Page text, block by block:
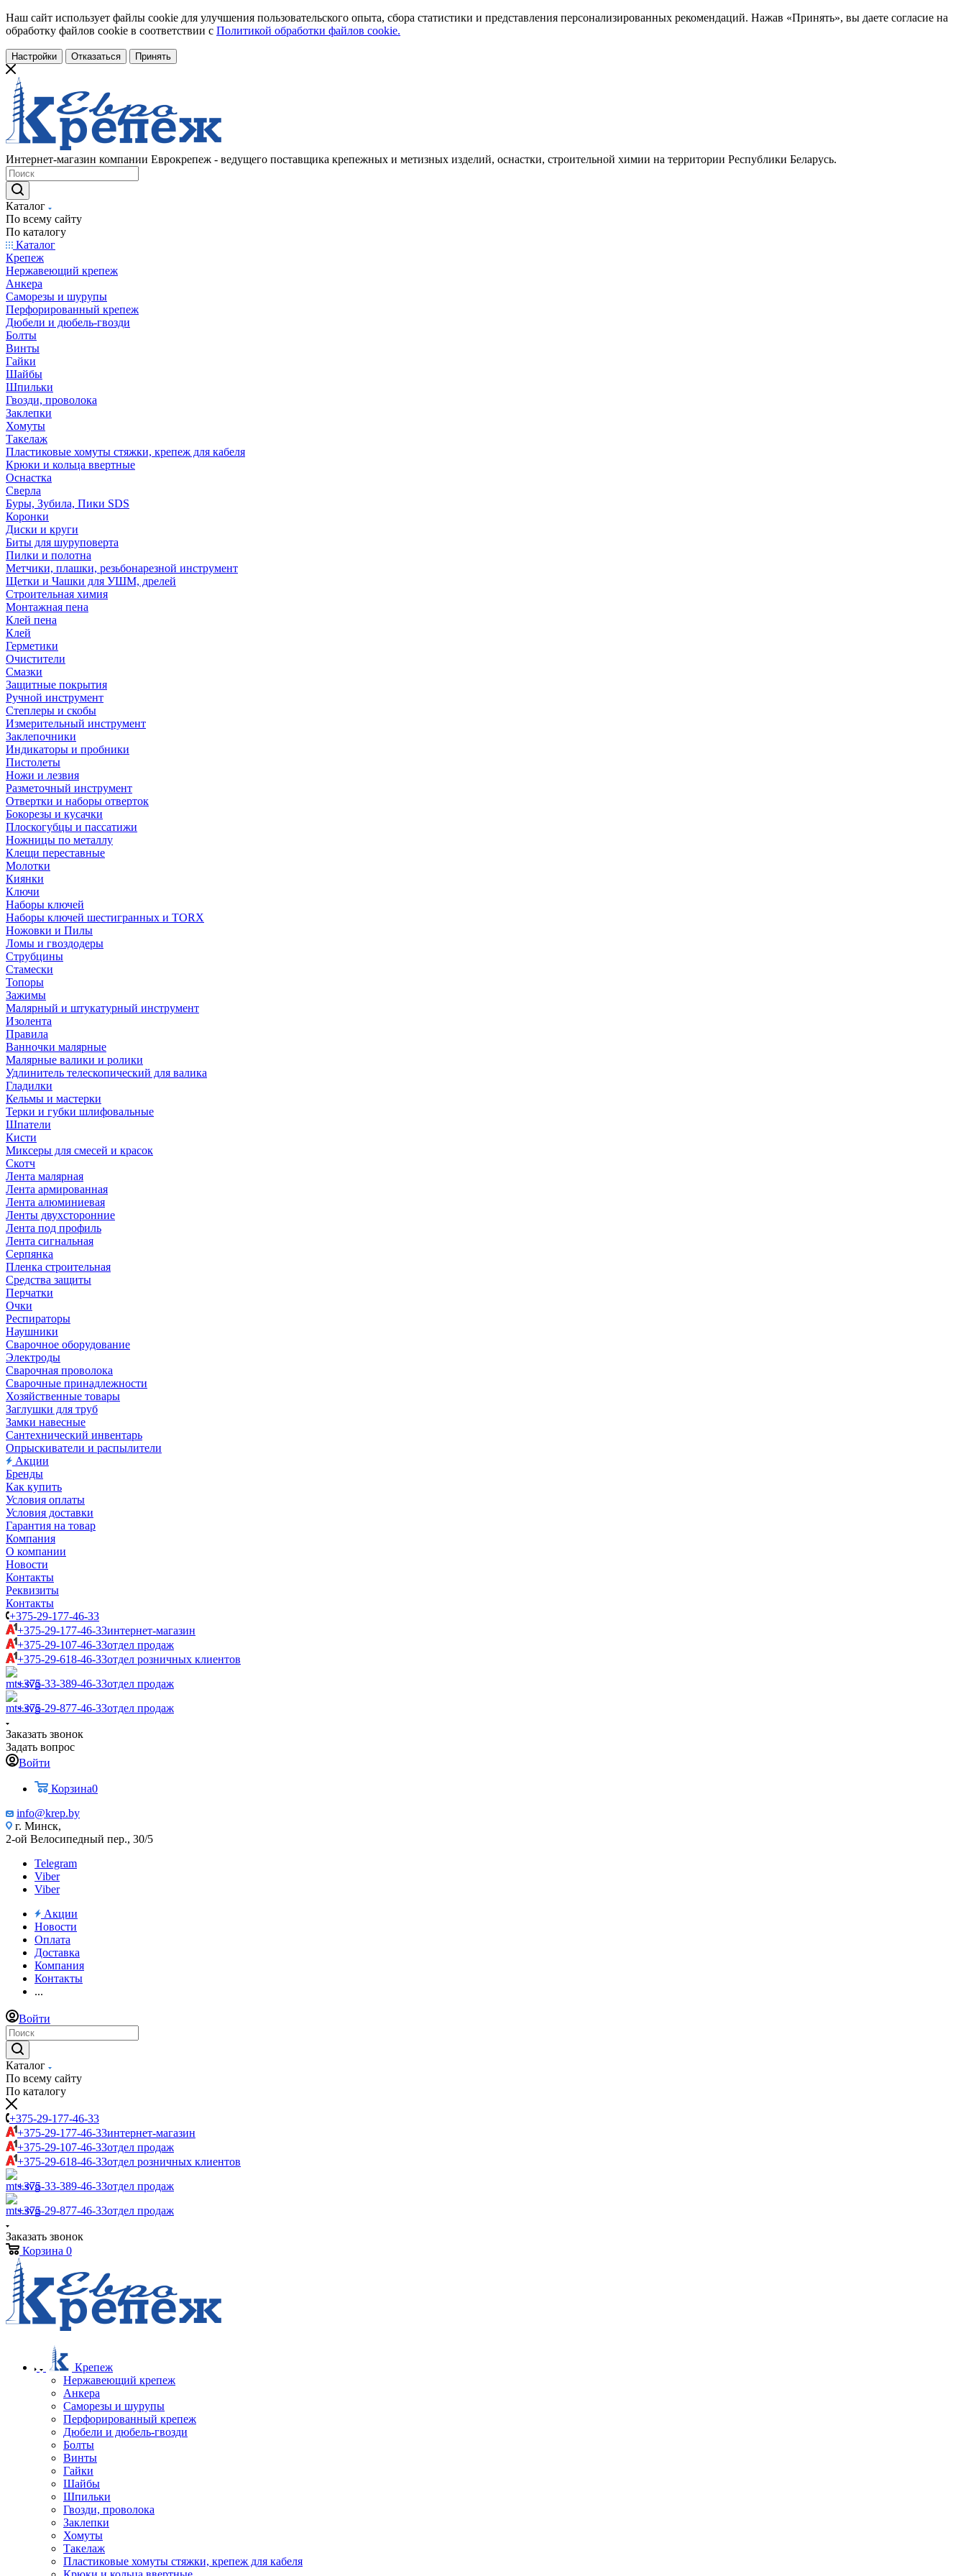
Наш сайт использует файлы cookie для улучшения пользовательского опыта, сбора статистики и представления персонализированных рекомендаций. Нажав «Принять», вы даете согласие на
обработку файлов cookie в соответствии с Политикой обработки файлов cookie.
Настройки Отказаться Принять
Интернет-магазин компании Еврокрепеж - ведущего поставщика крепежных и метизных изделий, оснастки, строительной химии на территории Республики Беларусь.
Каталог
По всему сайту
По каталогу
Каталог
Крепеж
Нержавеющий крепеж
Анкера
Саморезы и шурупы
Перфорированный крепеж
Дюбели и дюбель-гвозди
Болты
Винты
Гайки
Шайбы
Шпильки
Гвозди, проволока
Заклепки
Хомуты
Такелаж
Пластиковые хомуты стяжки, крепеж для кабеля
Крюки и кольца ввертные
Оснастка
Сверла
Буры, Зубила, Пики SDS
Коронки
Диски и круги
Биты для шуруповерта
Пилки и полотна
Метчики, плашки, резьбонарезной инструмент
Щетки и Чашки для УШМ, дрелей
Строительная химия
Монтажная пена
Клей пена
Клей
Герметики
Очистители
Смазки
Защитные покрытия
Ручной инструмент
Степлеры и скобы
Измерительный инструмент
Заклепочники
Индикаторы и пробники
Пистолеты
Ножи и лезвия
Разметочный инструмент
Отвертки и наборы отверток
Бокорезы и кусачки
Плоскогубцы и пассатижи
Ножницы по металлу
Клещи переставные
Молотки
Киянки
Ключи
Наборы ключей
Наборы ключей шестигранных и TORX
Ножовки и Пилы
Ломы и гвоздодеры
Струбцины
Стамески
Топоры
Зажимы
Малярный и штукатурный инструмент
Изолента
Правила
Ванночки малярные
Малярные валики и ролики
Удлинитель телескопический для валика
Гладилки
Кельмы и мастерки
Терки и губки шлифовальные
Шпатели
Кисти
Миксеры для смесей и красок
Скотч
Лента малярная
Лента армированная
Лента алюминиевая
Ленты двухсторонние
Лента под профиль
Лента сигнальная
Серпянка
Пленка строительная
Средства защиты
Перчатки
Очки
Респираторы
Наушники
Сварочное оборудование
Электроды
Сварочная проволока
Сварочные принадлежности
Хозяйственные товары
Заглушки для труб
Замки навесные
Сантехнический инвентарь
Опрыскиватели и распылители
Акции
Бренды
Как купить
Условия оплаты
Условия доставки
Гарантия на товар
Компания
О компании
Новости
Контакты
Реквизиты
Контакты
+375-29-177-46-33
+375-29-177-46-33интернет-магазин
+375-29-107-46-33отдел продаж
+375-29-618-46-33отдел розничных клиентов
+375-33-389-46-33отдел продаж
+375-29-877-46-33отдел продаж
Заказать звонок
Задать вопрос
Войти
Корзина0
info@krep.by
г. Минск,
2-ой Велосипедный пер., 30/5
Telegram
Viber
Viber
Акции
Новости
Оплата
Доставка
Компания
Контакты
...
Войти
Каталог
По всему сайту
По каталогу
+375-29-177-46-33
+375-29-177-46-33интернет-магазин
+375-29-107-46-33отдел продаж
+375-29-618-46-33отдел розничных клиентов
+375-33-389-46-33отдел продаж
+375-29-877-46-33отдел продаж
Заказать звонок
Корзина 0
Крепеж
Нержавеющий крепеж
Анкера
Саморезы и шурупы
Перфорированный крепеж
Дюбели и дюбель-гвозди
Болты
Винты
Гайки
Шайбы
Шпильки
Гвозди, проволока
Заклепки
Хомуты
Такелаж
Пластиковые хомуты стяжки, крепеж для кабеля